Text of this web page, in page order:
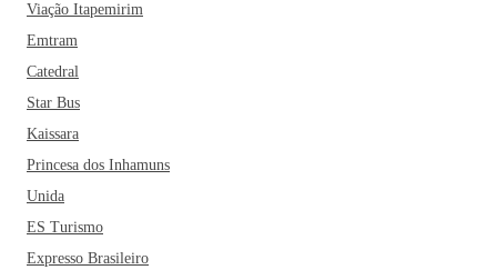
Viação Itapemirim
Emtram
Catedral
Star Bus
Kaissara
Princesa dos Inhamuns
Unida
ES Turismo
Expresso Brasileiro